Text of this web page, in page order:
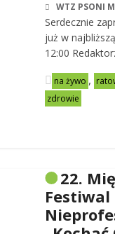
WTZ PSONI
Serdecznie
już w
12:00
na żywo ,
zdrowie
22.